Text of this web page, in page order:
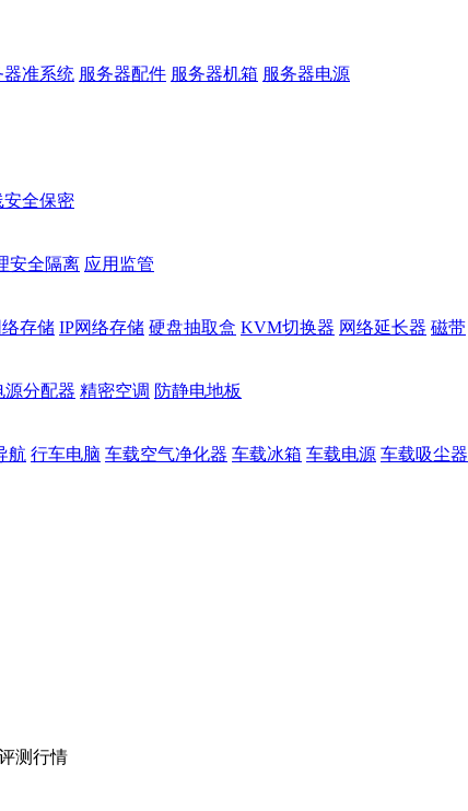
器准系统 服务器配件 服务器机箱 服务器电源
安全保密
安全隔离 应用监管
络存储 IP网络存储 硬盘抽取盒 KVM切换器 网络延长器 磁带
源分配器 精密空调 防静电地板
航 行车电脑 车载空气净化器 车载冰箱 车载电源 车载吸尘器
测行情